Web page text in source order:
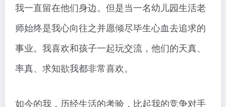
我一直留在他们身边。但是当一名幼儿园生活老
师始终是我心向往之并愿倾尽毕生心血去追求的
事业。我喜欢和孩子一起玩交流，他们的天真、
率真、求知欲我都非常喜欢。
如今的我，历经生活的考验，比起我的竞争对手